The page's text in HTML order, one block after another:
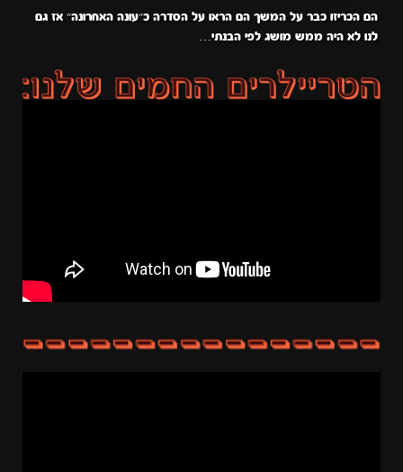
הם הכריזו כבר על המשך הם הראו על הסדרה כ״עונה האחרונה״ אז גם
לנו לא היה ממש מושג לפי הבנתי…